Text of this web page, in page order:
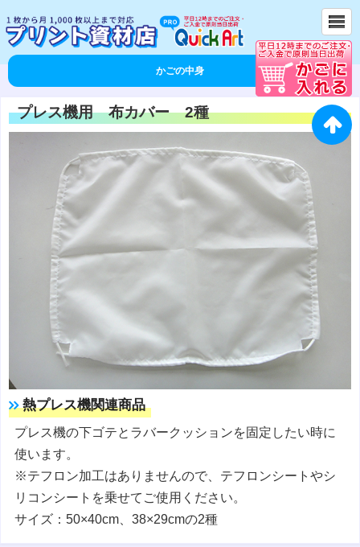
かごの中身
プレス機用 布カバー 2種
熱プレス機関連商品
プレス機の下ゴテとラバークッションを固定したい時に
使います。
※テフロン加工はありませんので、テフロンシートやシ
リコンシートを乗せてご使用ください。
サイズ：50×40cm、38×29cmの2種